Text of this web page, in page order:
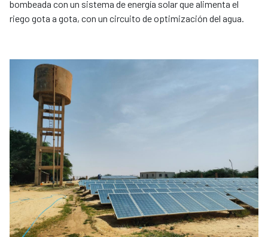
bombeada con un sistema de energía solar que alimenta el
riego gota a gota, con un circuito de optimización del agua.